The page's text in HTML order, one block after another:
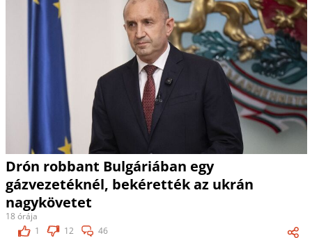
Drón robbant Bulgáriában egy
gázvezetéknél, bekérették az ukrán
nagykövetet
18 órája
1
12 46